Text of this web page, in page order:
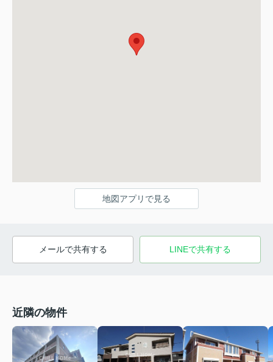
地図アプリで見る
メールで共有する LINEで共有する
近隣の物件